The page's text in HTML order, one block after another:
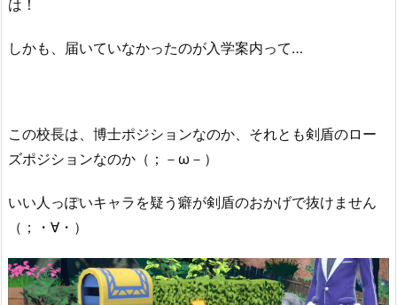
は！
しかも、届いていなかったのが入学案内って…
この校長は、博士ポジションなのか、それとも剣盾のロー
ズポジションなのか（；－ω－）
いい人っぽいキャラを疑う癖が剣盾のおかげで抜けません
（；・∀・）